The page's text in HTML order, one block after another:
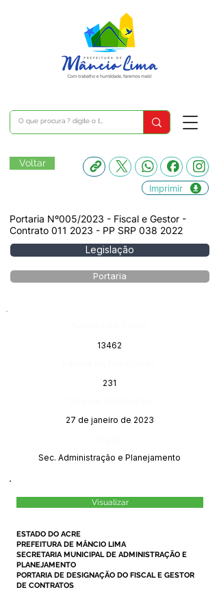
Voltar
Imprimir
Portaria Nº005/2023 - Fiscal e Gestor -
Contrato 011 2023 - PP SRP 038 2022
Legislação
Portaria
13462
231
27 de janeiro de 2023
Sec. Administração e Planejamento
Visualizar
ESTADO DO ACRE
PREFEITURA DE MÂNCIO LIMA
SECRETARIA MUNICIPAL DE ADMINISTRAÇÃO E
PLANEJAMENTO
PORTARIA DE DESIGNAÇÃO DO FISCAL E GESTOR
DE CONTRATOS